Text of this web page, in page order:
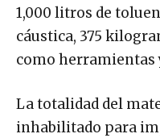
1,000 litros de
cáustica, 375
como herramientas
La totalidad del
inhabilitado para